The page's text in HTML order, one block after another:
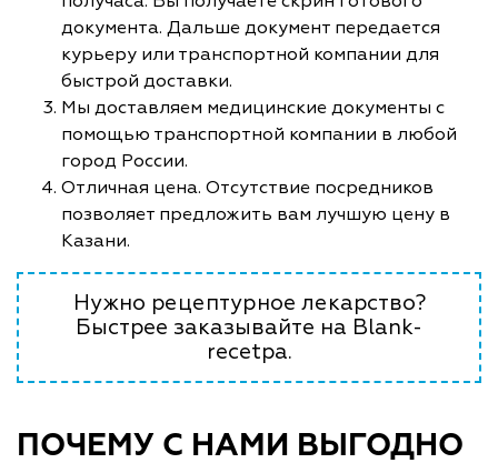
документа. Дальше документ передается
курьеру или транспортной компании для
быстрой доставки.
Мы доставляем медицинские документы с
помощью транспортной компании в любой
город России.
Отличная цена. Отсутствие посредников
позволяет предложить вам лучшую цену в
Казани.
Нужно рецептурное лекарство?
Быстрее заказывайте на Blank-
recetpa.
ПОЧЕМУ С НАМИ ВЫГОДНО